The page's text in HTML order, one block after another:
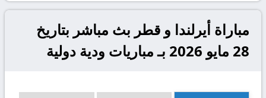
مباراة أيرلندا و قطر بث مباشر بتاريخ
28 مايو 2026 بـ مباريات ودية دولية